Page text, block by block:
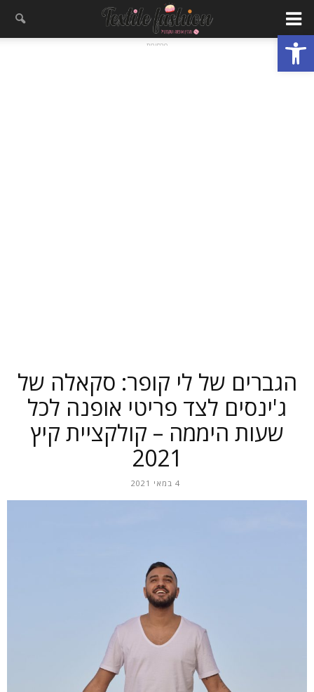
פתח סרגל נגישות - פרסומת -
הגברים של לי קופר: סקאלה של
ג'ינסים לצד פריטי אופנה לכל
שעות היממה – קולקציית קיץ
2021
4 במאי 2021